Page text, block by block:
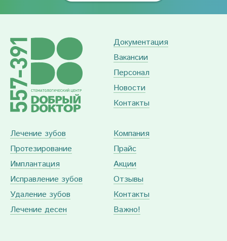
Документация
Вакансии
Персонал
Новости
Контакты
Лечение зубов
Протезирование
Имплантация
Исправление зубов
Удаление зубов
Лечение десен
Компания
Прайс
Акции
Отзывы
Контакты
Важно!